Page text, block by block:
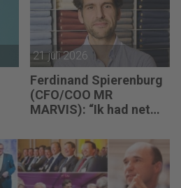
21 juli 2026
Ferdinand Spierenburg
(CFO/COO MR
MARVIS): “Ik had net
hoogte ingesteld, of de
investeringsronde lag
op mijn bord.”